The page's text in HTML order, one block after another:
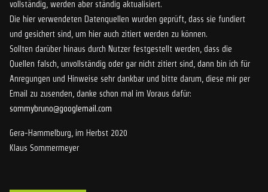
vollständig, werden aber ständig aktualisiert.
Die hier verwendeten Datenquellen wurden geprüft, dass sie fundiert
und gesichert sind, um hier auch zitiert werden zu können.
Sollten darüber hinaus durch Nutzer festgestellt werden, dass die
Quellen falsch, unvollständig oder gar nicht zitiert sind, dann bin ich für
Anregungen und Hinweise sehr dankbar und bitte darum, diese mir per
Email zu zusenden, danke schon mal im Voraus dafür:
sommybruno@googlemail.com
Gera-Hammelburg, im Herbst 2020
Klaus Sommermeyer